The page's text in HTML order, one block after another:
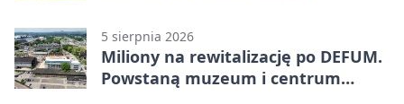
5 sierpnia 2026
Miliony na rewitalizację po DEFUM.
Powstaną muzeum i centrum